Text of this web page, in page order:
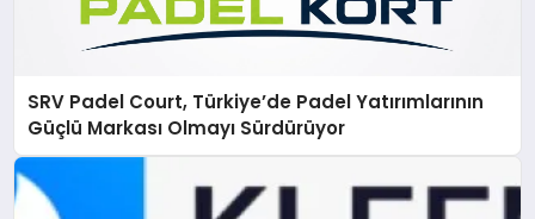
SRV Padel Court, Türkiye’de Padel Yatırımlarının
Güçlü Markası Olmayı Sürdürüyor